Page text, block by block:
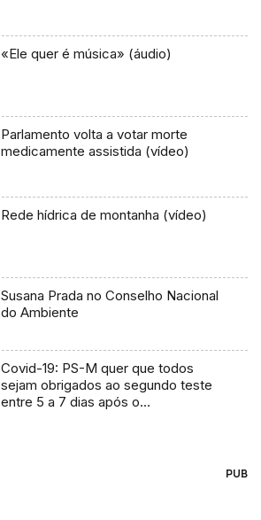
«Ele quer é música» (áudio)
Parlamento volta a votar morte
medicamente assistida (vídeo)
Rede hídrica de montanha (vídeo)
Susana Prada no Conselho Nacional
do Ambiente
Covid-19: PS-M quer que todos
sejam obrigados ao segundo teste
entre 5 a 7 dias após o
PUB